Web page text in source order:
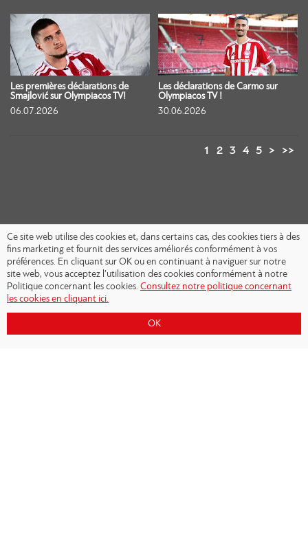
Les premières déclarations de
Smajlović sur Olympiacos TV!
06.07.2026
Les déclarations de Carmo sur
Olympiacos TV !
30.06.2026
1 2 3 4 5 > >>
Ce site web utilise des cookies et, dans certains cas, des cookies tiers à des
fins marketing et fournit des services améliorés conformément à vos
préférences. En cliquant sur OK ou en continuant à naviguer sur notre
site web, vous acceptez l’utilisation des cookies conformément à notre
Politique concernant les cookies. Consultez notre politique concernant
les cookies en cliquant ici.
OK